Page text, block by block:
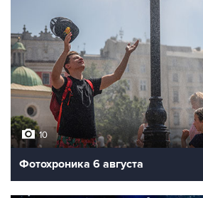
10
Фотохроника 6 августа